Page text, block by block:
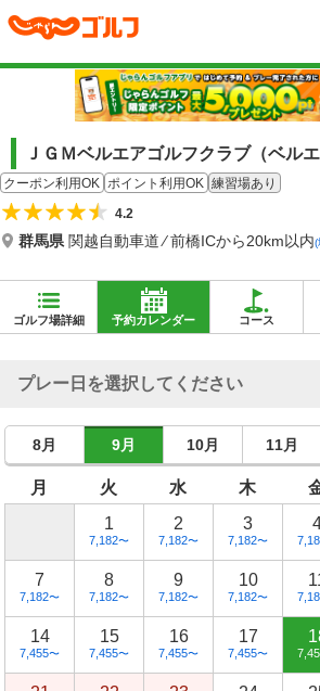
ＪＧＭベルエアゴルフクラブ（ベル
クーポン利用OK ポイント利用OK 練習場あり
4.2
群馬県 関越自動車道 ⁄ 前橋ICから20km以内(
ゴルフ場詳細 予約カレンダー コース
プレー日を選択してください
8月 9月 10月 11月
月 火 水 木
1
7,182〜
2
7,182〜
3
7,182〜
7
7,182〜
8
7,182〜
9
7,182〜
10
7,182〜
14
7,455〜
15
7,455〜
16
7,455〜
17
7,455〜